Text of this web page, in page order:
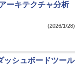
ーキテクチャ分析
(2026/1/28)
ッシュボードツール